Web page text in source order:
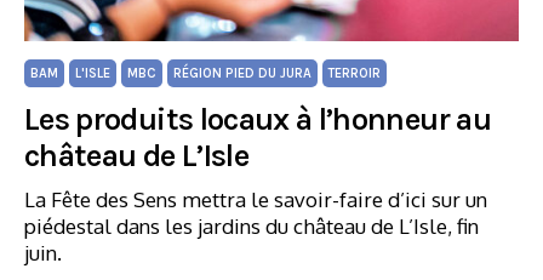
BAM L'ISLE MBC RÉGION PIED DU JURA TERROIR
Les produits locaux à l’honneur au
château de L’Isle
La Fête des Sens mettra le savoir-faire d’ici sur un
piédestal dans les jardins du château de L’Isle, fin
juin.